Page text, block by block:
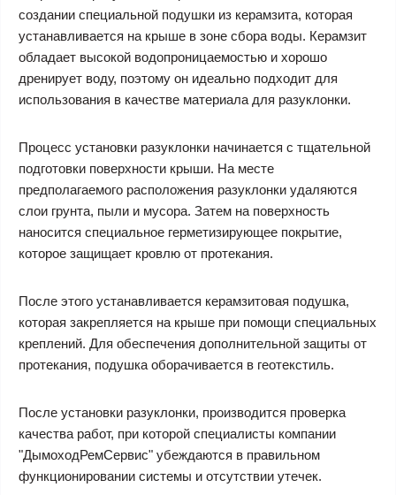
создании специальной подушки из керамзита, которая
устанавливается на крыше в зоне сбора воды. Керамзит
обладает высокой водопроницаемостью и хорошо
дренирует воду, поэтому он идеально подходит для
использования в качестве материала для разуклонки.
Процесс установки разуклонки начинается с тщательной
подготовки поверхности крыши. На месте
предполагаемого расположения разуклонки удаляются
слои грунта, пыли и мусора. Затем на поверхность
наносится специальное герметизирующее покрытие,
которое защищает кровлю от протекания.
После этого устанавливается керамзитовая подушка,
которая закрепляется на крыше при помощи специальных
креплений. Для обеспечения дополнительной защиты от
протекания, подушка оборачивается в геотекстиль.
После установки разуклонки, производится проверка
качества работ, при которой специалисты компании
"ДымоходРемСервис" убеждаются в правильном
функционировании системы и отсутствии утечек.